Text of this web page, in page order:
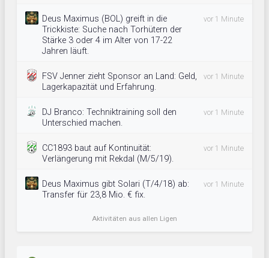
Deus Maximus (BOL) greift in die
Trickkiste: Suche nach Torhütern der
Stärke 3 oder 4 im Alter von 17-22
Jahren läuft.
vor 1 Minute
FSV Jenner zieht Sponsor an Land: Geld,
Lagerkapazität und Erfahrung.
vor 1 Minute
DJ Branco: Techniktraining soll den
Unterschied machen.
vor 1 Minute
CC1893 baut auf Kontinuität:
Verlängerung mit Rekdal (M/5/19).
vor 1 Minute
Deus Maximus gibt Solari (T/4/18) ab:
Transfer für 23,8 Mio. € fix.
vor 1 Minute
Aktivitäten aus allen Ligen